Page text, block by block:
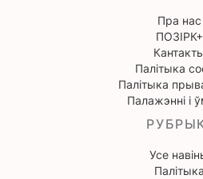
Пра нас
ПОЗІРК+
Палітыка
Палітыка
Палажэнні і
Усе
Палітыка